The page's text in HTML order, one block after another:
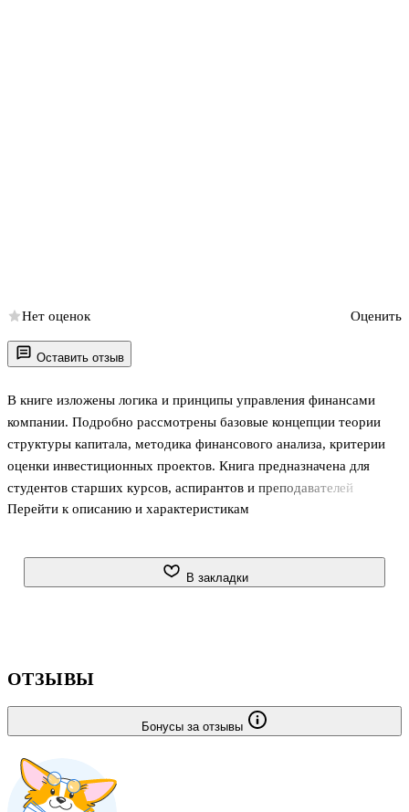
Оставить отзыв
В книге изложены логика и принципы управления финансами
компании. Подробно рассмотрены базовые концепции теории
структуры капитала, методика финансового анализа, критерии
оценки инвестиционных проектов. Книга предназначена для
студентов старших курсов, аспирантов и преподавателей
экономических вызов, научных и практических работников,
Перейти к описанию и характеристикам
Нет оценок Оценить
В закладки
ОТЗЫВЫ
Бонусы за отзывы